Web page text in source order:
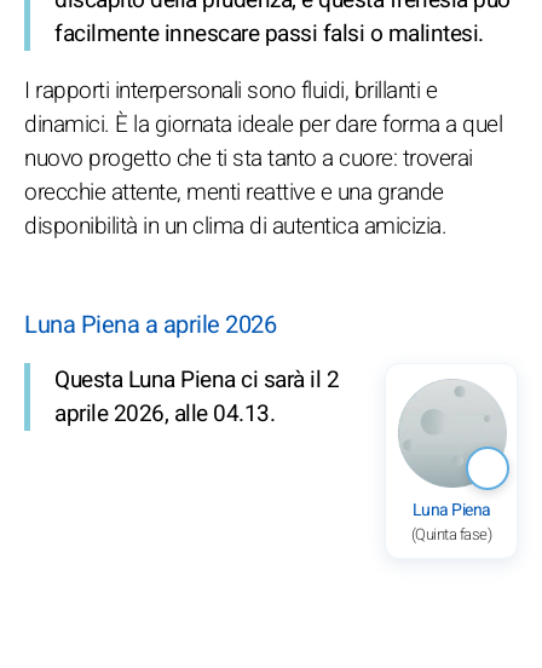
facilmente innescare passi falsi o malintesi.
I rapporti interpersonali sono fluidi, brillanti e
dinamici. È la giornata ideale per dare forma a quel
nuovo progetto che ti sta tanto a cuore: troverai
orecchie attente, menti reattive e una grande
disponibilità in un clima di autentica amicizia.
Luna Piena a aprile 2026
Luna Piena
(Quinta fase)
Questa Luna Piena ci sarà il 2
aprile 2026, alle 04.13.